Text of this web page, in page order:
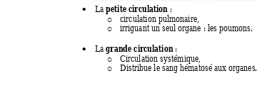
 La petite circulation :
o circulation pulmonaire,
o irriguant un seul organe : les poumons.
 La grande circulation :
o Circulation systémique,
o Distribue le sang hématosé aux organes.